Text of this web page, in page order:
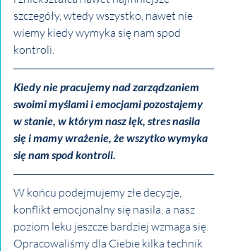
szczegóły, wtedy wszystko, nawet nie
wiemy kiedy wymyka się nam spod
kontroli.
Kiedy nie pracujemy nad zarządzaniem
swoimi myślami i emocjami pozostajemy
w stanie, w którym nasz lęk, stres nasila
się i mamy wrażenie, że wszytko wymyka
się nam spod kontroli.
W końcu podejmujemy złe decyzje,
konflikt emocjonalny się nasila, a nasz
poziom leku jeszcze bardziej wzmaga się.
Opracowaliśmy dla Ciebie kilka technik